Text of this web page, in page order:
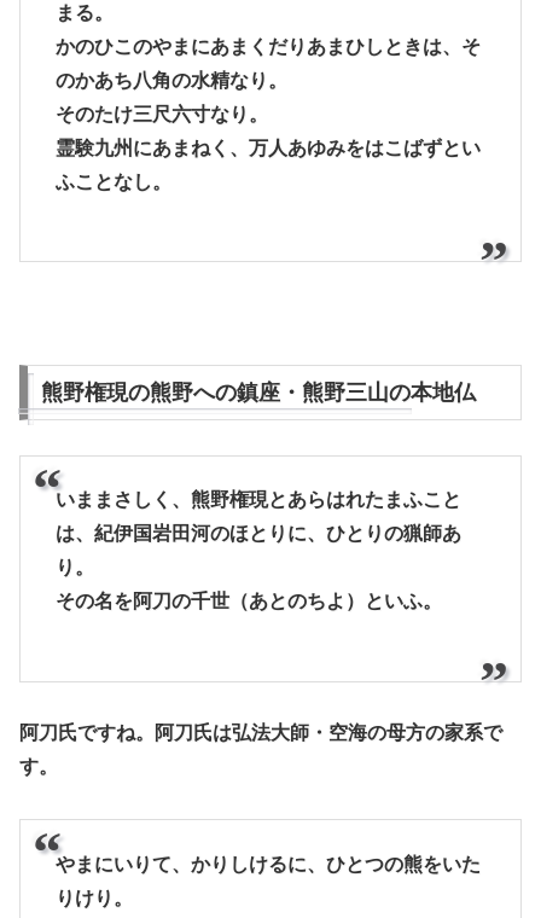
まる。
かのひこのやまにあまくだりあまひしときは、そ
のかあち八角の水精なり。
そのたけ三尺六寸なり。
霊験九州にあまねく、万人あゆみをはこばずとい
ふことなし。
熊野権現の熊野への鎮座・熊野三山の本地仏
いままさしく、熊野権現とあらはれたまふこと
は、紀伊国岩田河のほとりに、ひとりの猟師あ
り。
その名を阿刀の千世（あとのちよ）といふ。
阿刀氏ですね。阿刀氏は弘法大師・空海の母方の家系で
す。
やまにいりて、かりしけるに、ひとつの熊をいた
りけり。